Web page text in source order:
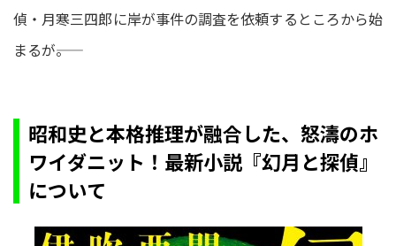
偵・月寒三四郎に岸が事件の調査を依頼するところから始
まるが――。
昭和史と本格推理が融合した、怒濤のホ
ワイダニット！最新小説『幻月と探偵』
について